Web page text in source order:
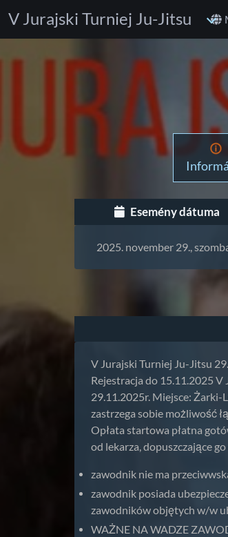
V Jurajski Turniej Ju-Jitsu
Esemény dátuma
2025. november 29.,
V Jurajski Turniej Ju-Jitsu
Rejestracja do 15.11.2025
29.11.2025r. Miejsce:
zastrzega sobie możliwość
Opłata startowa płatna
od lekarza, dopuszczające
zawodnik nie ma
zawodnik posiada
zawodników objętych w/w
WAŻNE NA WADZE